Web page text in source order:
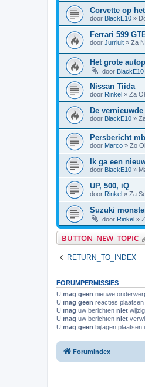
Corvette op
door BlackE10 »
Ferrari 599
door Jurriuit » Za
Het grote
door BlackE10
Nissan Tiida
door Rinkel » Za
De
door BlackE10 »
Persbericht
door Marco » Zo
Ik ga een
door BlackE10 »
UP, 500, iQ
door Rinkel » Za
Suzuki
door Rinkel »
BUTTON_NEW_TOPIC
RETURN_TO_INDEX
FORUMPERMISSIES
U mag geen nieuwe
U mag geen reacties
U mag uw berichten niet
U mag uw berichten niet
U mag geen bijlagen plaatsen
Forumindex